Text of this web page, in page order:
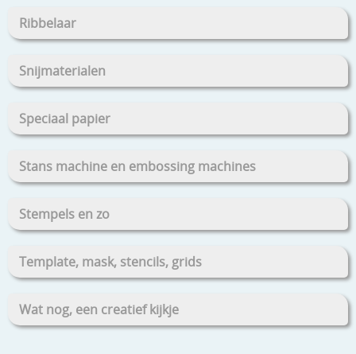
Ribbelaar
Snijmaterialen
Speciaal papier
Stans machine en embossing machines
Stempels en zo
Template, mask, stencils, grids
Wat nog, een creatief kijkje